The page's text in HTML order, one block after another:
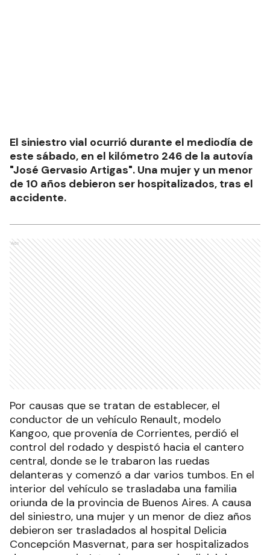
El siniestro vial ocurrió durante el mediodía de
este sábado, en el kilómetro 246 de la autovía
"José Gervasio Artigas". Una mujer y un menor
de 10 años debieron ser hospitalizados, tras el
accidente.
Ads
Por causas que se tratan de establecer, el
conductor de un vehículo Renault, modelo
Kangoo, que provenía de Corrientes, perdió el
control del rodado y despistó hacia el cantero
central, donde se le trabaron las ruedas
delanteras y comenzó a dar varios tumbos. En el
interior del vehículo se trasladaba una familia
oriunda de la provincia de Buenos Aires. A causa
del siniestro, una mujer y un menor de diez años
debieron ser trasladados al hospital Delicia
Concepción Masvernat, para ser hospitalizados